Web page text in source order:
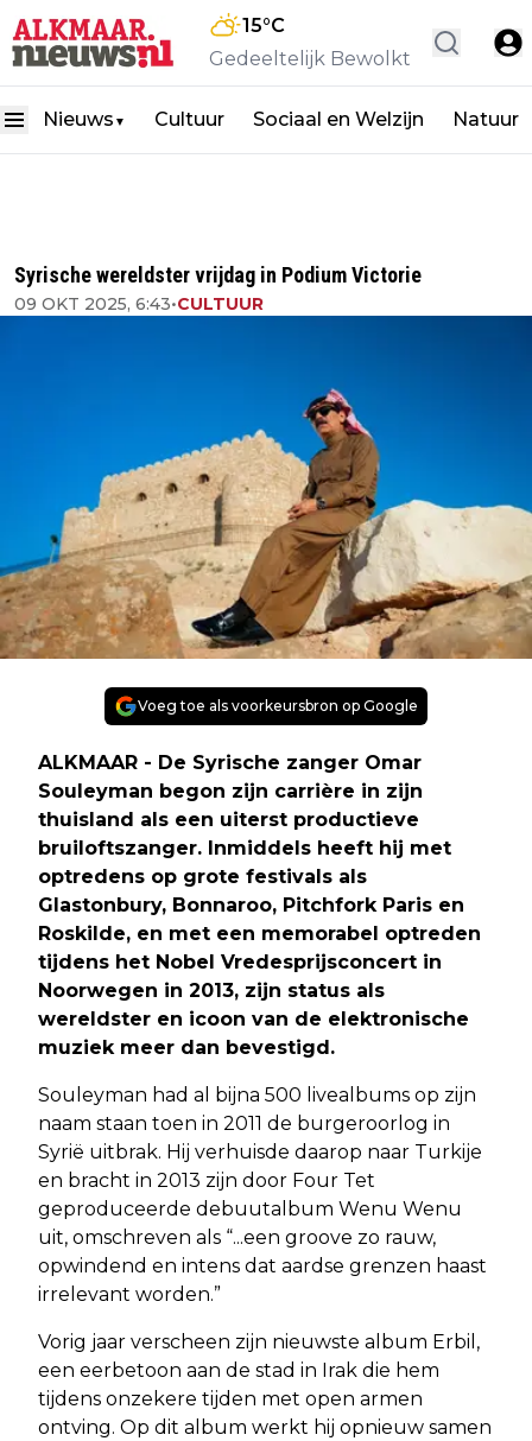
15°C
Gedeeltelijk Bewolkt
Nieuws ▼ Cultuur Sociaal en Welzijn Natuur
Syrische wereldster vrijdag in Podium Victorie
09 OKT 2025, 6:43•CULTUUR
Voeg toe als voorkeursbron op Google
ALKMAAR - De Syrische zanger Omar
Souleyman begon zijn carrière in zijn
thuisland als een uiterst productieve
bruiloftszanger. Inmiddels heeft hij met
optredens op grote festivals als
Glastonbury, Bonnaroo, Pitchfork Paris en
Roskilde, en met een memorabel optreden
tijdens het Nobel Vredesprijsconcert in
Noorwegen in 2013, zijn status als
wereldster en icoon van de elektronische
muziek meer dan bevestigd.
Souleyman had al bijna 500 livealbums op zijn
naam staan toen in 2011 de burgeroorlog in
Syrië uitbrak. Hij verhuisde daarop naar Turkije
en bracht in 2013 zijn door Four Tet
geproduceerde debuutalbum Wenu Wenu
uit, omschreven als “...een groove zo rauw,
opwindend en intens dat aardse grenzen haast
irrelevant worden.”
Vorig jaar verscheen zijn nieuwste album Erbil,
een eerbetoon aan de stad in Irak die hem
tijdens onzekere tijden met open armen
ontving. Op dit album werkt hij opnieuw samen